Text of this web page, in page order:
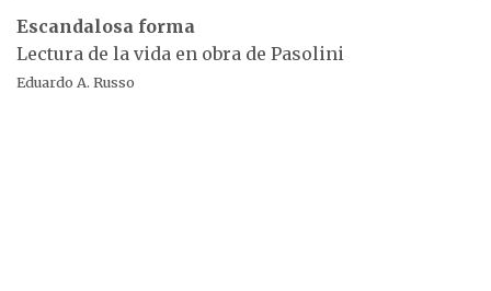
Escandalosa forma
Lectura de la vida en obra de Pasolini
Eduardo A. Russo